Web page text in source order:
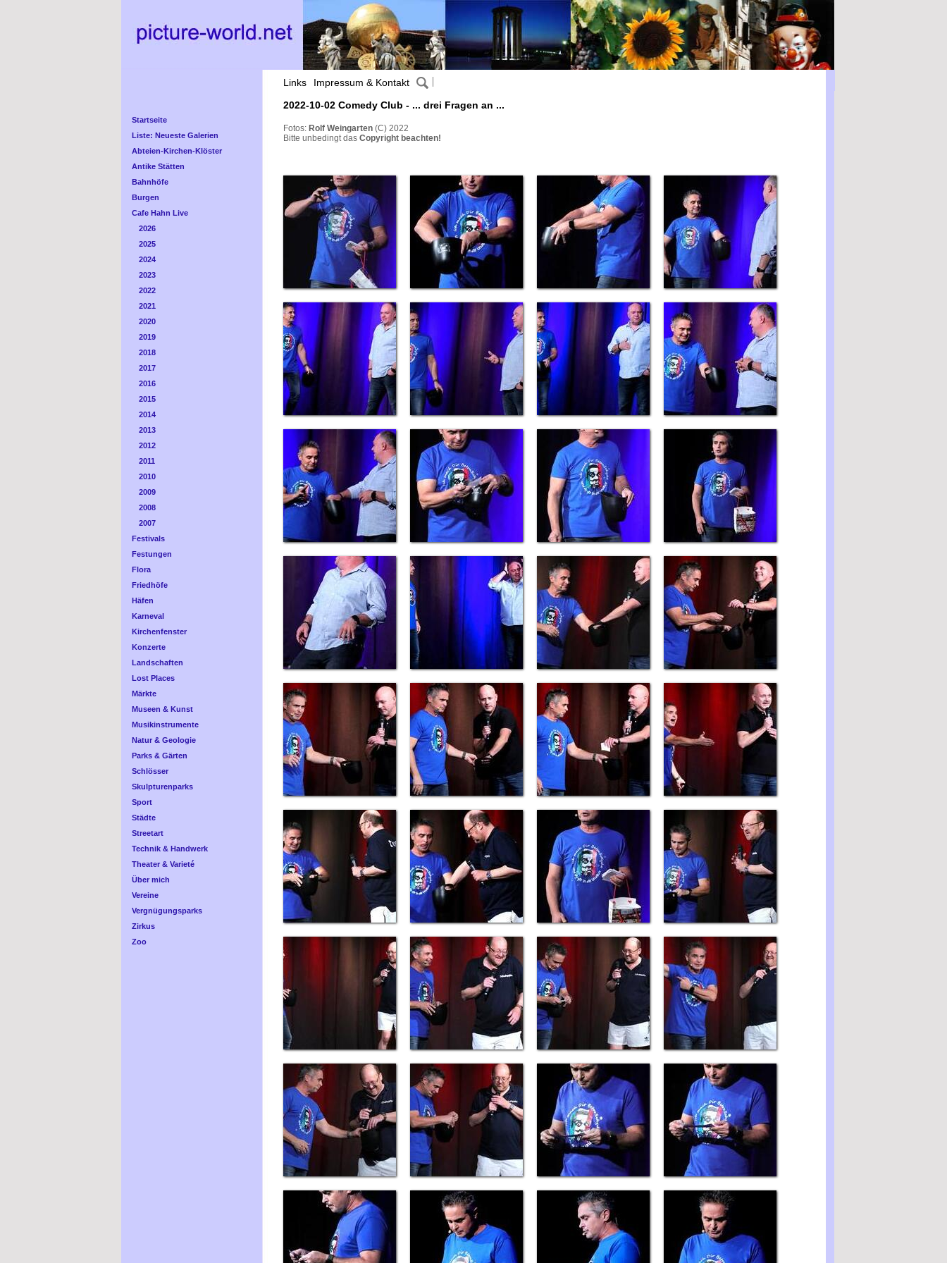
Links Impressum & Kontakt
Startseite
Liste: Neueste Galerien
Abteien-Kirchen-Klöster
Antike Stätten
Bahnhöfe
Burgen
Cafe Hahn Live
2026
2025
2024
2023
2022
2021
2020
2019
2018
2017
2016
2015
2014
2013
2012
2011
2010
2009
2008
2007
Festivals
Festungen
Flora
Friedhöfe
Häfen
Karneval
Kirchenfenster
Konzerte
Landschaften
Lost Places
Märkte
Museen & Kunst
Musikinstrumente
Natur & Geologie
Parks & Gärten
Schlösser
Skulpturenparks
Sport
Städte
Streetart
Technik & Handwerk
Theater & Varieté
Über mich
Vereine
Vergnügungsparks
Zirkus
Zoo
2022-10-02 Comedy Club - ... drei Fragen an ...
Fotos: Rolf Weingarten(C) 2022
Bitte unbedingt das Copyright beachten!